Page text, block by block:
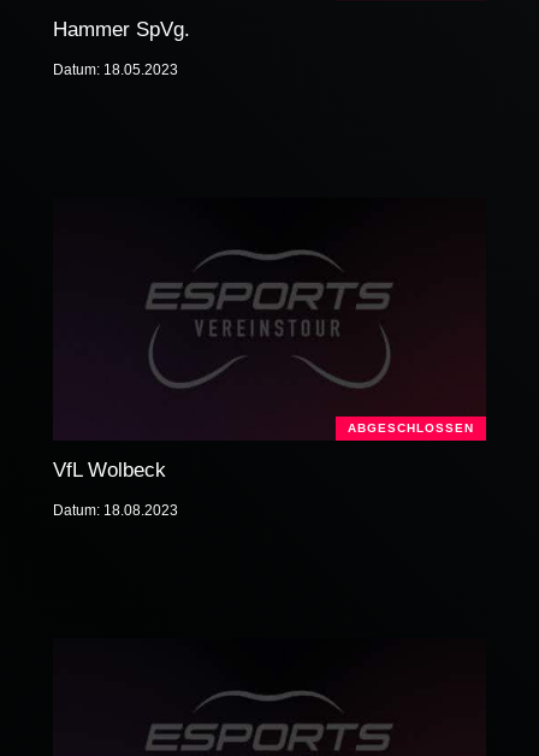
Hammer SpVg.
Datum: 18.05.2023
ABGESCHLOSSEN
VfL Wolbeck
Datum: 18.08.2023